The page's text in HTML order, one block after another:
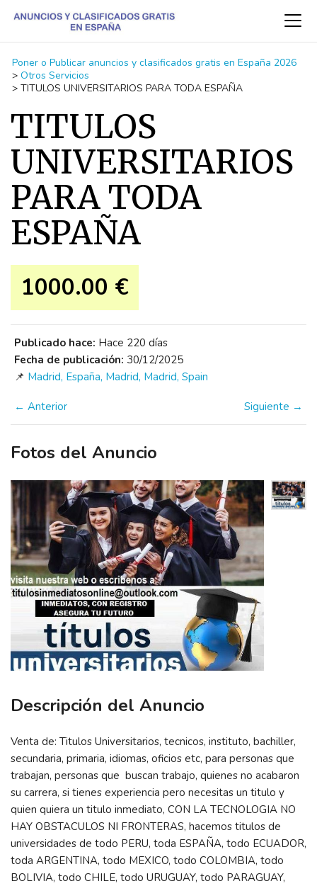
Poner o Publicar anuncios y clasificados gratis en España 2026
> Otros Servicios
> TITULOS UNIVERSITARIOS PARA TODA ESPAÑA
TITULOS
UNIVERSITARIOS
PARA TODA
ESPAÑA
1000.00 €
Publicado hace: Hace 220 días
Fecha de publicación: 30/12/2025
📌 Madrid, España, Madrid, Madrid, Spain
← Anterior Siguiente →
Fotos del Anuncio
Descripción del Anuncio
Venta de: Titulos Universitarios, tecnicos, instituto, bachiller,
secundaria, primaria, idiomas, oficios etc, para personas que
trabajan, personas que buscan trabajo, quienes no acabaron
su carrera, si tienes experiencia pero necesitas un titulo y
quien quiera un titulo inmediato, CON LA TECNOLOGIA NO
HAY OBSTACULOS NI FRONTERAS, hacemos titulos de
universidades de todo PERU, toda ESPAÑA, todo ECUADOR,
toda ARGENTINA, todo MEXICO, todo COLOMBIA, todo
BOLIVIA, todo CHILE, todo URUGUAY, todo PARAGUAY,